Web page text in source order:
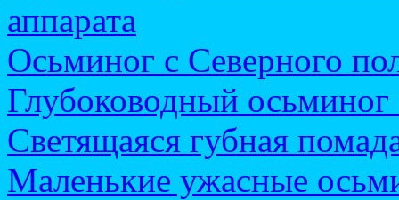
аппарата
Осьминог с Северного
Глубоководный осьминог
Светящаяся губная
Маленькие ужасные